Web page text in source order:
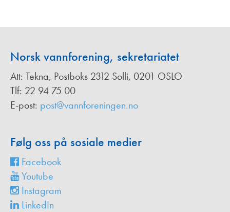
Norsk vannforening, sekretariatet
Att: Tekna, Postboks 2312 Solli, 0201 OSLO
Tlf: 22 94 75 00
E-post: post@vannforeningen.no
Følg oss på sosiale medier
Facebook
Youtube
Instagram
LinkedIn